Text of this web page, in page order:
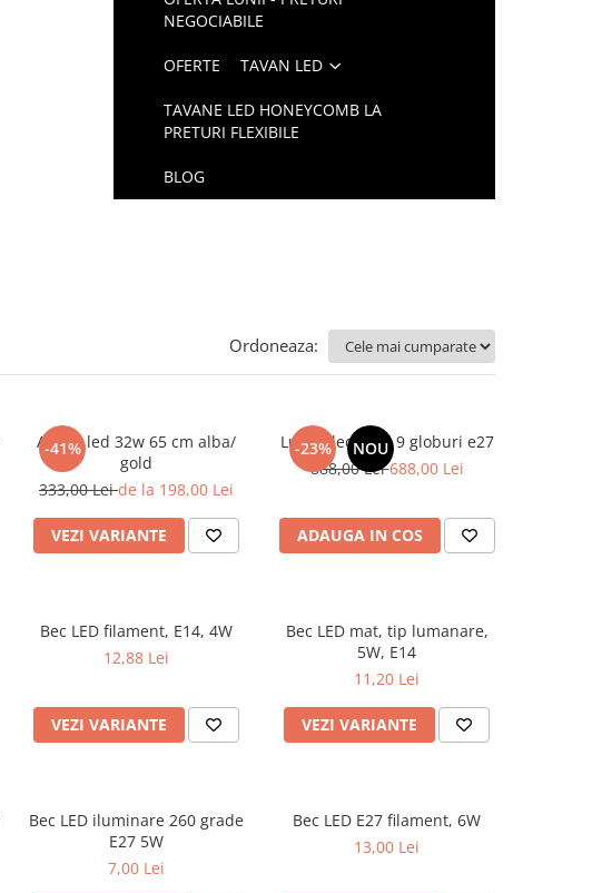
NEGOCIABILE
OFERTE TAVAN LED
TAVANE LED HONEYCOMB LA
PRETURI FLEXIBILE
BLOG
Ordoneaza:
-41%
Aplica led 32w 65 cm alba/
gold
333,00 Leide la 198,00 Lei
VEZI VARIANTE
-23% NOU
Lustra led gold 9 globuri e27
888,00 Lei688,00 Lei
ADAUGA IN COS
Bec LED filament, E14, 4W
12,88 Lei
VEZI VARIANTE
Bec LED mat, tip lumanare,
5W, E14
11,20 Lei
VEZI VARIANTE
Bec LED iluminare 260 grade
E27 5W
7,00 Lei
Bec LED E27 filament, 6W
13,00 Lei